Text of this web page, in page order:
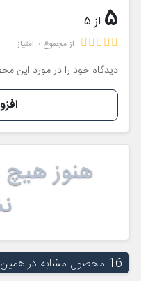
5 از 5
از مجموع 0 امتیاز
دیدگاه خود را در مورد این
هنوز
16 محصول مشابه در همین شاخه